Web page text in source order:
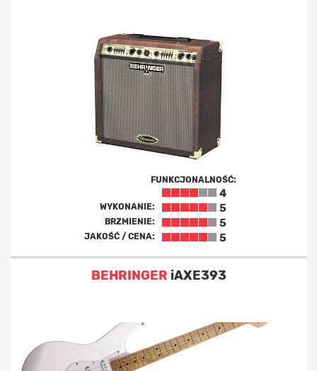
FUNKCJONALNOŚĆ:
4
WYKONANIE: 5
BRZMIENIE: 5
JAKOŚĆ / CENA: 5
BEHRINGER iAXE393